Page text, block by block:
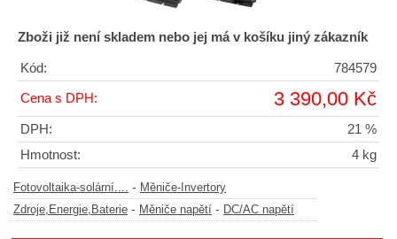
Zboži již není skladem nebo jej má v košíku jiný zákazník
Kód: 784579
Cena s DPH: 3 390,00 Kč
DPH:
21 %
Hmotnost:
4 kg
Fotovoltaika-solární.... - Měniče-Invertory
Zdroje,Energie,Baterie - Měniče napětí - DC/AC napětí